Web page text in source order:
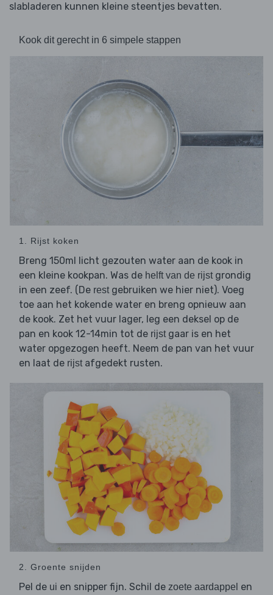
slabladeren kunnen kleine steentjes bevatten.
Kook dit gerecht in 6 simpele stappen
1. Rijst koken
Breng 150ml licht gezouten water aan de kook in
een kleine kookpan. Was de helft van de rijst grondig
in een zeef. (De rest gebruiken we hier niet). Voeg
toe aan het kokende water en breng opnieuw aan
de kook. Zet het vuur lager, leg een deksel op de
pan en kook 12-14min tot de rijst gaar is en het
water opgezogen heeft. Neem de pan van het vuur
en laat de rijst afgedekt rusten.
2. Groente snijden
Pel de ui en snipper fijn. Schil de zoete aardappel en